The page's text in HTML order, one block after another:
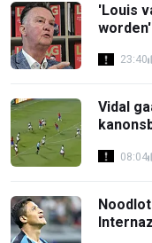
'Louis
worden'
23:40
Vidal
08:04